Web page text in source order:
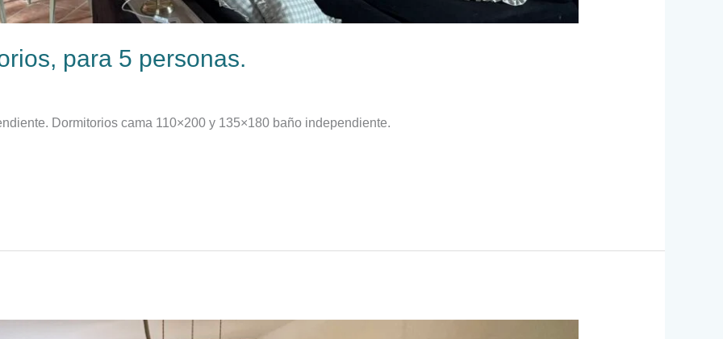
para 5 personas.​
Dormitorios cama 110×200 y 135×180 baño independiente.